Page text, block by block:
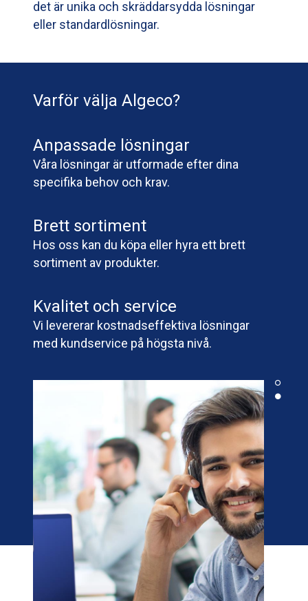
det är unika och skräddarsydda lösningar
eller standardlösningar.
Varför välja Algeco?
Anpassade lösningar
Våra lösningar är utformade efter dina
specifika behov och krav.
Brett sortiment
Hos oss kan du köpa eller hyra ett brett
sortiment av produkter.
Kvalitet och service
Vi levererar kostnadseffektiva lösningar
med kundservice på högsta nivå.